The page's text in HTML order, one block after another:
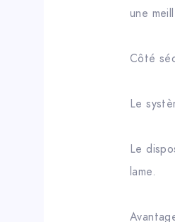
une
Côté
Le
Le
lame.